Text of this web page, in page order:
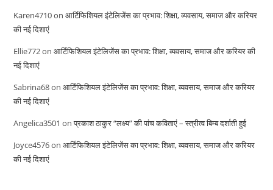
Karen4710onआर्टिफिशियल इंटेलिजेंस का प्रभाव: शिक्षा, व्यवसाय, समाज और करियर
की नई दिशाएं
Ellie772onआर्टिफिशियल इंटेलिजेंस का प्रभाव: शिक्षा, व्यवसाय, समाज और करियर की
नई दिशाएं
Sabrina68onआर्टिफिशियल इंटेलिजेंस का प्रभाव: शिक्षा, व्यवसाय, समाज और करियर
की नई दिशाएं
Angelica3501 onप्रकाश ठाकुर “लक्ष्य” की पांच कविताएं – स्त्रीत्व बिम्ब दर्शाती हुई
Joyce4576onआर्टिफिशियल इंटेलिजेंस का प्रभाव: शिक्षा, व्यवसाय, समाज और करियर
की नई दिशाएं